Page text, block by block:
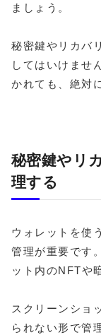
ましょう。
秘密鍵やリカバ
してはいけませ
かれても、絶対
秘密鍵やリ
理する
ウォレットを使
管理が重要です
ット内のNFTや
スクリーンショ
られない形で管